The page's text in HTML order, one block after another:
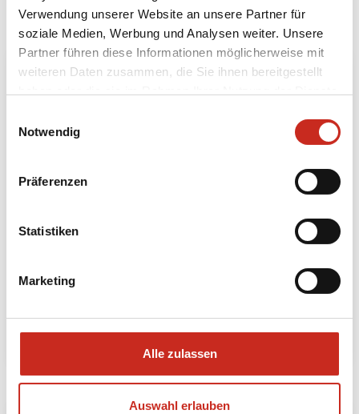
Verwendung unserer Website an unsere Partner für
soziale Medien, Werbung und Analysen weiter. Unsere
Partner führen diese Informationen möglicherweise mit
weiteren Daten zusammen, die Sie ihnen bereitgestellt
Notwendig
Präferenzen
Statistiken
Marketing
Alle zulassen
Auswahl erlauben
Möchten Sie noch mehr erleben? Dann können Sie
Ihre Reise nach Usbekistan mit folgenden
Bausteinen erweitern:
Trekking ins Tien Shan Gebirge
ab 695 € pro Person